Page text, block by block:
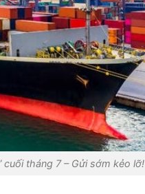
cuối tháng 7 – Gửi sớm kẻo lỡ!